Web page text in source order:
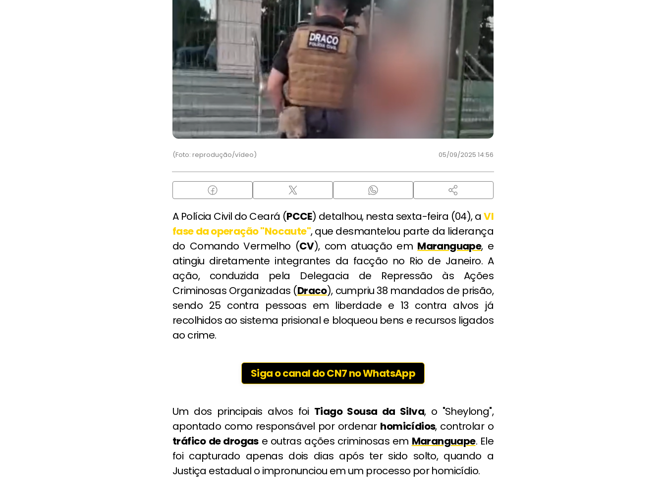
(Foto: reprodução/vídeo) 05/09/2025 14:56
A Polícia Civil do Ceará (PCCE) detalhou, nesta sexta-feira (04), aVI
fase da operação "Nocaute", que desmantelou parte da liderança
do Comando Vermelho (CV), com atuação em Maranguape, e
atingiu diretamente integrantes da facção no Rio de Janeiro. A
ação, conduzida pela Delegacia de Repressão às Ações
Criminosas Organizadas (Draco), cumpriu 38 mandados de prisão,
sendo 25 contra pessoas em liberdade e 13 contra alvos já
recolhidos ao sistema prisional e bloqueou bens e recursos ligados
ao crime.
Siga o canal do CN7 no WhatsApp
Um dos principais alvos foi Tiago Sousa da Silva, o "Sheylong",
apontado como responsável por ordenar homicídios, controlar o
tráfico de drogase outras ações criminosas em Maranguape. Ele
foi capturado apenas dois dias após ter sido solto, quando a
Justiça estadual o impronunciou em um processo por homicídio.